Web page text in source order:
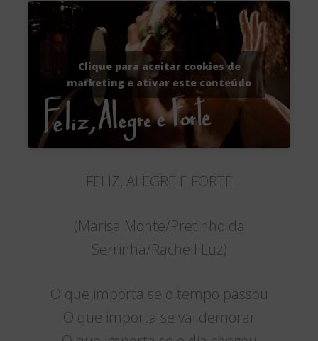
Clique para aceitar cookies de
marketing e ativar este conteúdo
FELIZ, ALEGRE E FORTE
(Marisa Monte/Pretinho da
Serrinha/Rachell Luz)
O que importa se o tempo passou
O que importa se vai demorar